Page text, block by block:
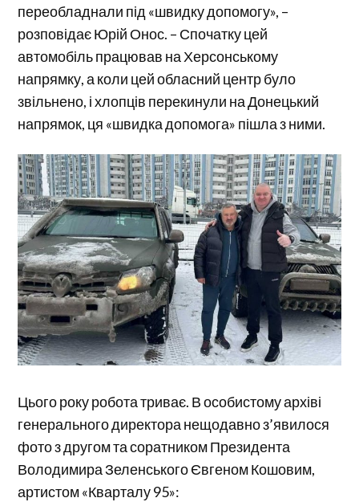
переобладнали під «швидку допомогу», –
розповідає Юрій Онос. – Спочатку цей
автомобіль працював на Херсонському
напрямку, а коли цей обласний центр було
звільнено, і хлопців перекинули на Донецький
напрямок, ця «швидка допомога» пішла з ними.
Цього року робота триває. В особистому архіві
генерального директора нещодавно з’явилося
фото з другом та соратником Президента
Володимира Зеленського Євгеном Кошовим,
артистом «Кварталу 95»: